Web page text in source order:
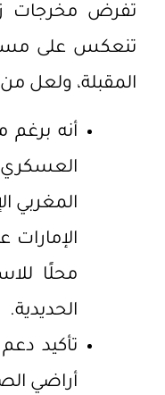
تفرض مخرجات
تنعكس على مسار
المقبلة، ولعل
أنه برغم
المغربي
محلًا
الحديدية.
تأكيد
أراضي